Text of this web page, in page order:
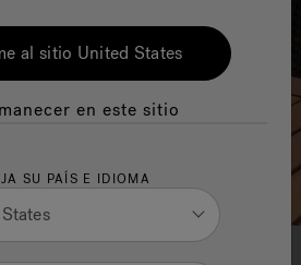
al sitio United States
en este sitio
SU PAÍS E IDIOMA